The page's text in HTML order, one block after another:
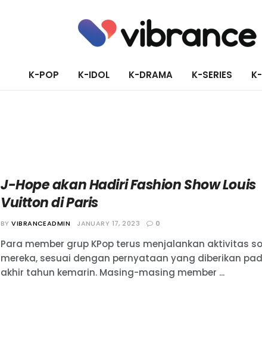
K-POP K-IDOL K-DRAMA K-SERIES
J-Hope akan Hadiri Fashion Show Louis
Vuitton di Paris
BY VIBRANCEADMIN JANUARY 17, 2023 0
Para member grup KPop terus menjalankan aktivitas
mereka, sesuai dengan pernyataan yang diberikan
akhir tahun kemarin. Masing-masing member ...